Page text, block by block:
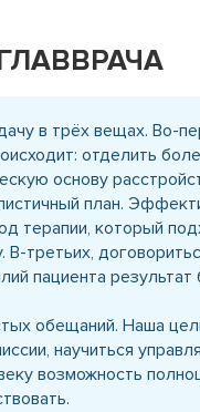
в трёх вещах. Во-
отделить
основу
план.
терапии, который
В-третьих,
пациента результат
обещаний. Наша
научиться
возможность